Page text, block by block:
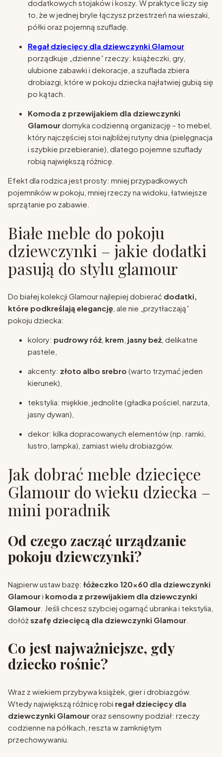
dodatkowych stojaków i koszy. W praktyce liczy się
to, że w jednej bryle łączysz przestrzeń na wieszaki,
półki oraz pojemną szufladę.
Regał dziecięcy dla dziewczynki Glamour
porządkuje „dzienne” rzeczy: książeczki, gry,
ulubione zabawki i dekoracje, a szuflada zbiera
drobiazgi, które w pokoju dziecka najłatwiej gubią się
po kątach.
Komoda z przewijakiem dla dziewczynki
Glamourdomyka codzienną organizację – to mebel,
który najczęściej stoi najbliżej rutyny dnia (pielęgnacja
i szybkie przebieranie), dlatego pojemne szuflady
robią największą różnicę.
Efekt dla rodzica jest prosty: mniej przypadkowych
pojemników w pokoju, mniej rzeczy na widoku, łatwiejsze
sprzątanie po zabawie.
Białe meble do pokoju
dziewczynki – jakie dodatki
pasują do stylu glamour
Do białej kolekcji Glamour najlepiej dobierać dodatki,
które podkreślają elegancję , ale nie „przytłaczają”
pokoju dziecka:
kolory: pudrowy róż krem jasny beż , delikatne
pastele,
akcenty: złoto albo srebro (warto trzymać jeden
kierunek),
tekstylia: miękkie, jednolite (gładka pościel, narzuta,
jasny dywan),
dekor: kilka dopracowanych elementów (np. ramki,
lustro, lampka), zamiast wielu drobiazgów.
Jak dobrać meble dziecięce
Glamour do wieku dziecka –
mini poradnik
Od czego zacząć urządzanie
pokoju dziewczynki?
Najpierw ustaw bazę: łóżeczko 120x60 dla dziewczynki
Glamouri komoda z przewijakiem dla dziewczynki
Glamour . Jeśli chcesz szybciej ogarnąć ubranka i tekstylia,
dołóższafę dziecięcą dla dziewczynki Glamour
Co jest najważniejsze, gdy
dziecko rośnie?
Wraz z wiekiem przybywa książek, gier i drobiazgów.
Wtedy największą różnicę robi regał dziecięcy dla
dziewczynki Glamouroraz sensowny podział: rzeczy
codzienne na półkach, reszta w zamkniętym
przechowywaniu.